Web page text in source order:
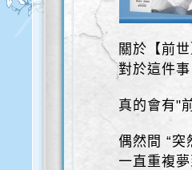
關於【前
對於這件
真的會有"
偶然間 “突
一直重複